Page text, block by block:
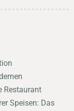
Restaurant
Speisen: Das